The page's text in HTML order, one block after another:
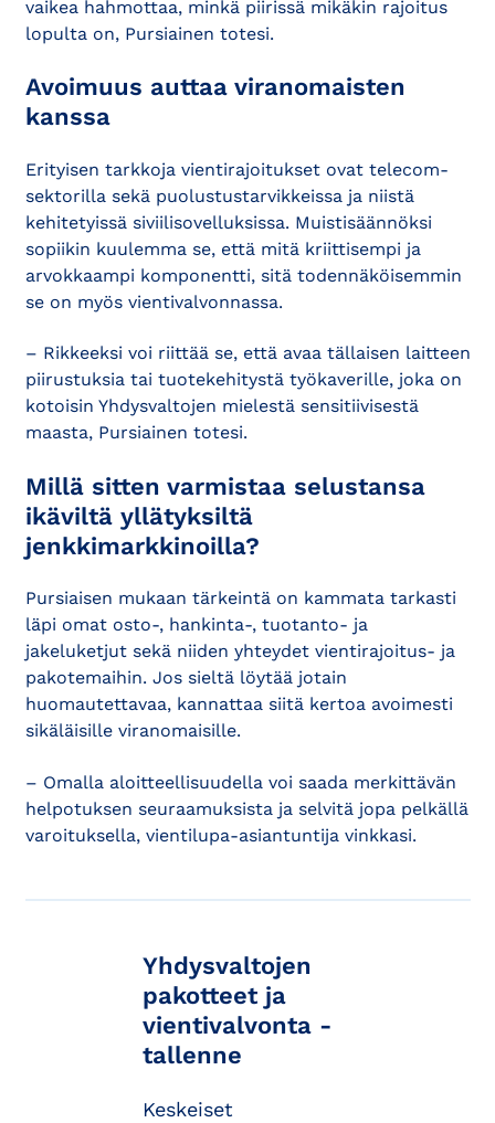
vaikea hahmottaa, minkä piirissä mikäkin rajoitus
lopulta on, Pursiainen totesi.
Avoimuus auttaa viranomaisten
kanssa
Erityisen tarkkoja vientirajoitukset ovat telecom-
sektorilla sekä puolustustarvikkeissa ja niistä
kehitetyissä siviilisovelluksissa. Muistisäännöksi
sopiikin kuulemma se, että mitä kriittisempi ja
arvokkaampi komponentti, sitä todennäköisemmin
se on myös vientivalvonnassa.
– Rikkeeksi voi riittää se, että avaa tällaisen laitteen
piirustuksia tai tuotekehitystä työkaverille, joka on
kotoisin Yhdysvaltojen mielestä sensitiivisestä
maasta, Pursiainen totesi.
Millä sitten varmistaa selustansa
ikäviltä yllätyksiltä
jenkkimarkkinoilla?
Pursiaisen mukaan tärkeintä on kammata tarkasti
läpi omat osto-, hankinta-, tuotanto- ja
jakeluketjut sekä niiden yhteydet vientirajoitus- ja
pakotemaihin. Jos sieltä löytää jotain
huomautettavaa, kannattaa siitä kertoa avoimesti
sikäläisille viranomaisille.
– Omalla aloitteellisuudella voi saada merkittävän
helpotuksen seuraamuksista ja selvitä jopa pelkällä
varoituksella, vientilupa-asiantuntija vinkkasi.
Yhdysvaltojen
pakotteet ja
vientivalvonta -
tallenne
Keskeiset